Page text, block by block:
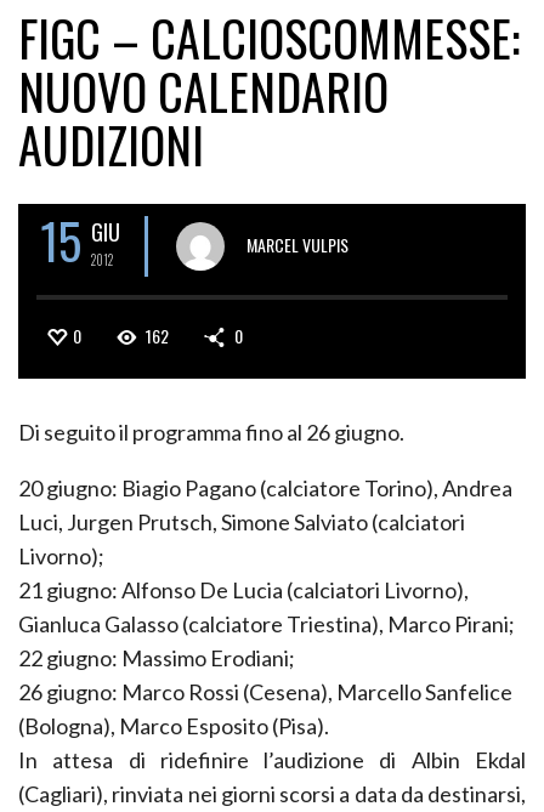
FIGC – CALCIOSCOMMESSE:
NUOVO CALENDARIO
AUDIZIONI
15 GIU
2012
MARCEL VULPIS
0 162 0
Di seguito il programma fino al 26 giugno.
20 giugno: Biagio Pagano (calciatore Torino), Andrea
Luci, Jurgen Prutsch, Simone Salviato (calciatori
Livorno);
21 giugno: Alfonso De Lucia (calciatori Livorno),
Gianluca Galasso (calciatore Triestina), Marco Pirani;
22 giugno: Massimo Erodiani;
26 giugno: Marco Rossi (Cesena), Marcello Sanfelice
(Bologna), Marco Esposito (Pisa).
In attesa di ridefinire l’audizione di Albin Ekdal
(Cagliari), rinviata nei giorni scorsi a data da destinarsi,